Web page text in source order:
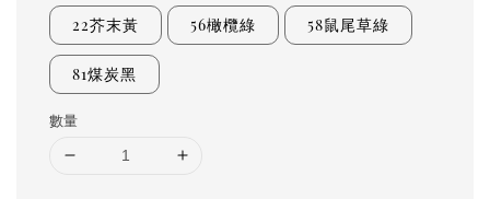
22芥末黃 56橄欖綠 58鼠尾草綠
81煤炭黑
數量